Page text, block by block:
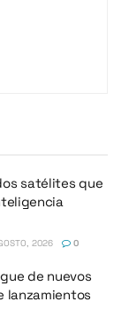
satélites que
2026 0
de nuevos
lanzamientos